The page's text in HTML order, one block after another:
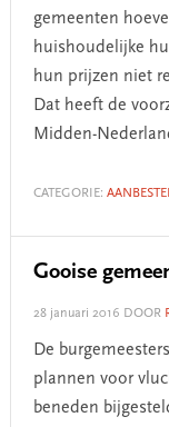
gemeenten
huishoudelijke
hun prijzen niet
Dat heeft de
Midden-
CATEGORIE:
Gooise
28 januari 2016 DOOR
De
plannen voor
beneden